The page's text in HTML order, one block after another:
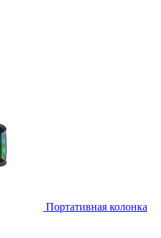
Портативная колонка